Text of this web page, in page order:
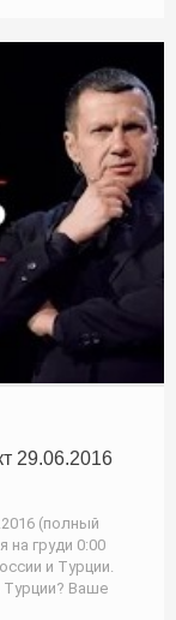
29.06.2016
(полный
на груди 0:00
и Турции.
Турции? Ваше